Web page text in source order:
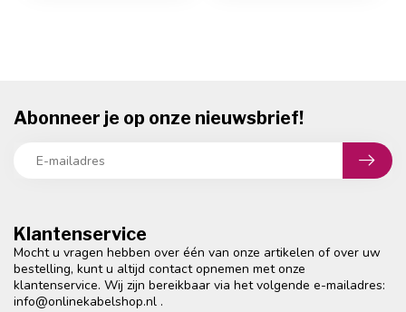
Klantenservice
Mocht u vragen hebben over één van onze artikelen of over uw
bestelling, kunt u altijd contact opnemen met onze
klantenservice. Wij zijn bereikbaar via het volgende e-mailadres:
info@onlinekabelshop.nl .
Abonneer je op onze nieuwsbrief!